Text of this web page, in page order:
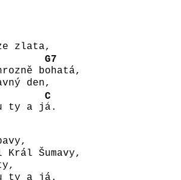
zlata,
b
G7
ohatá,
den,
ty a j
C
á.
Šumavy,
ty a já.